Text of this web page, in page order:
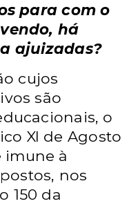
para com o
há
ajuizadas?
cujos
são
o
XI de Agosto
imune à
nos
150 da